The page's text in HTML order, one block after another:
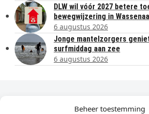
Beheer toestemming
DLW wil vóór 2027 betere
bewegwijzering in
6 augustus 2026
Jonge mantelzorgers
surfmiddag aan zee
6 augustus 2026
Dagelijks het laatste